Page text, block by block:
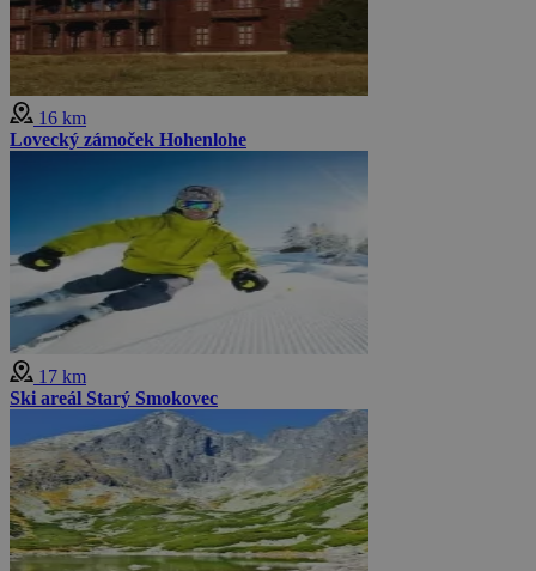
16 km
Lovecký zámoček Hohenlohe
17 km
Ski areál Starý Smokovec